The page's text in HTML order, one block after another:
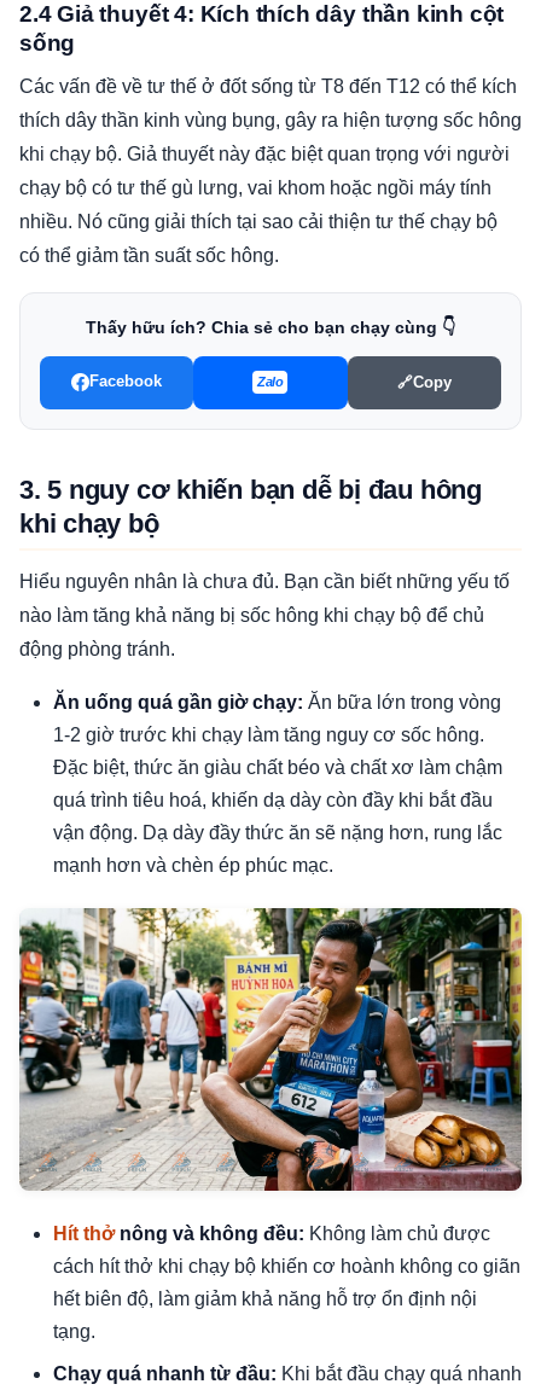
2.4 Giả thuyết 4: Kích thích dây thần kinh cột
sống
Các vấn đề về tư thế ở đốt sống từ T8 đến T12 có thể kích
thích dây thần kinh vùng bụng, gây ra hiện tượng sốc hông
khi chạy bộ. Giả thuyết này đặc biệt quan trọng với người
chạy bộ có tư thế gù lưng, vai khom hoặc ngồi máy tính
nhiều. Nó cũng giải thích tại sao cải thiện tư thế chạy bộ
có thể giảm tần suất sốc hông.
Thấy hữu ích? Chia sẻ cho bạn chạy cùng 👇
Facebook Zalo 🔗Copy
3. 5 nguy cơ khiến bạn dễ bị đau hông
khi chạy bộ
Hiểu nguyên nhân là chưa đủ. Bạn cần biết những yếu tố
nào làm tăng khả năng bị sốc hông khi chạy bộ để chủ
động phòng tránh.
Ăn uống quá gần giờ chạy: Ăn bữa lớn trong vòng
1-2 giờ trước khi chạy làm tăng nguy cơ sốc hông.
Đặc biệt, thức ăn giàu chất béo và chất xơ làm chậm
quá trình tiêu hoá, khiến dạ dày còn đầy khi bắt đầu
vận động. Dạ dày đầy thức ăn sẽ nặng hơn, rung lắc
mạnh hơn và chèn ép phúc mạc.
Hít thởnông và không đều: Không làm chủ được
cách hít thở khi chạy bộ khiến cơ hoành không co giãn
hết biên độ, làm giảm khả năng hỗ trợ ổn định nội
tạng.
Chạy quá nhanh từ đầu: Khi bắt đầu chạy quá nhanh